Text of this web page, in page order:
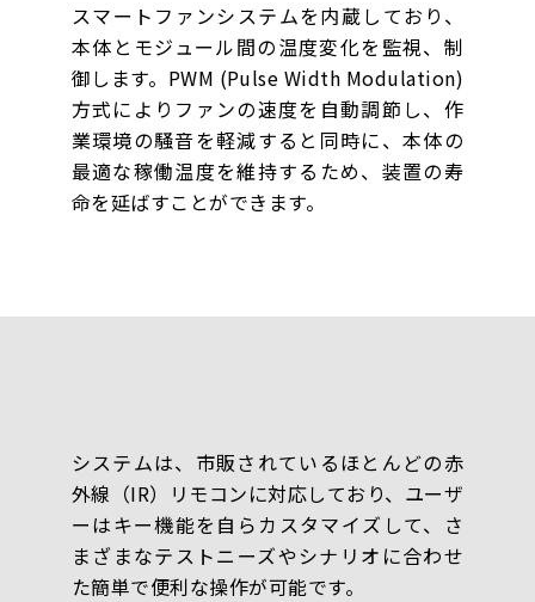
スマートファンシステムを内蔵しており、
本体とモジュール間の温度変化を監視、制
御します。PWM (Pulse Width Modulation)
方式によりファンの速度を自動調節し、作
業環境の騒音を軽減すると同時に、本体の
最適な稼働温度を維持するため、装置の寿
命を延ばすことができます。
システムは、市販されているほとんどの赤
外線（IR）リモコンに対応しており、ユーザ
ーはキー機能を自らカスタマイズして、さ
まざまなテストニーズやシナリオに合わせ
た簡単で便利な操作が可能です。